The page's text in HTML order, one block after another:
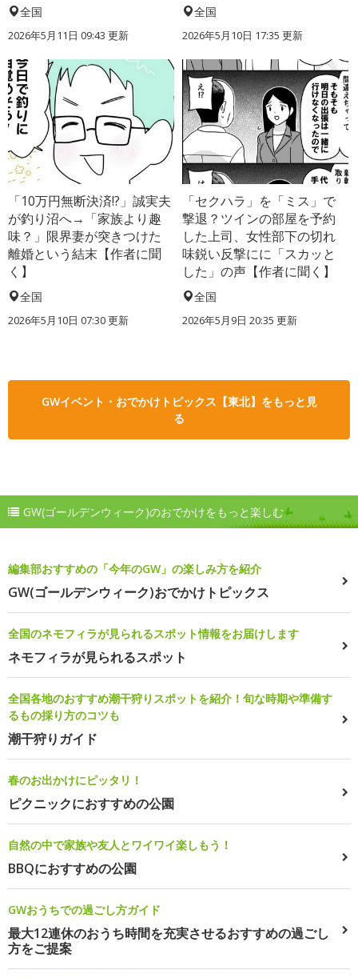
全国
2026年5月11日 09:43 更新
全国
2026年5月10日 17:35 更新
「10万円無断決済!?」誠実夫
が釣り沼へ→「家族より趣
味？」限界妻が突きつけた
離婚という結末【作者に聞
く】
全国
2026年5月10日 07:30 更新
「セクハラ」を「ミス」で
撃退？ツインの部屋を予約
した上司、女性部下の切れ
味鋭い反撃にに「スカッと
した」の声【作者に聞く】
全国
2026年5月9日 20:35 更新
GWイベント・おでかけトピックス【東北】をもっと見
る
GW(ゴールデンウィーク)のおでかけをもっと楽しむ
編集部おすすめの「今年のGW」の楽しみ方を紹介
GW(ゴールデンウィーク)おでかけトピックス
全国のネモフィラが見られるスポット情報をお届けします
ネモフィラが見られるスポット
全国各地のおすすめ潮干狩りスポットを紹介！旬な時期や準備す
るもの採り方のコツも
潮干狩りガイド
春のお出かけにピッタリ！
ピクニックにおすすめの公園
自然の中で家族や友人とワイワイ楽しもう！
BBQにおすすめの公園
GWおうちでの過ごし方ガイド
最大12連休のおうち時間を充実させるおすすめの過ごし
方をご提案